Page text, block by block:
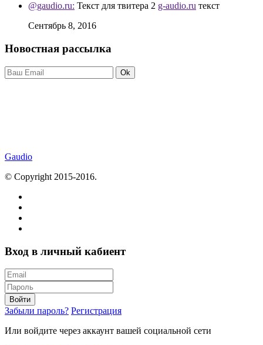
@gaudio.ru: Текст для твитера 2 g-audio.ru текст
Сентябрь 8, 2016
Новостная рассылка
Ok
Gaudio
© Copyright 2015-2016.
Вход в личный кабиент
Войти
Забыли пароль? Регистрация
Или войдите через аккаунт вашей социальной сети